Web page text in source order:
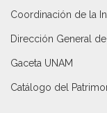
Coordinación de la
Dirección General
Gaceta UNAM
Catálogo del